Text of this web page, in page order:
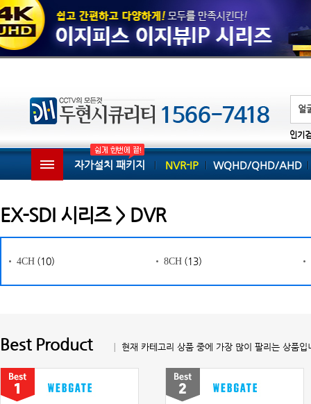
인기
자가설치 패키지 NVR-IP WQHD/QHD/AHD
EX-SDI 시리즈 > DVR
4CH (10) 8CH (13)
Best Product │ 현재 카테고리 상품 중에 가장 많이 팔리는 상품입